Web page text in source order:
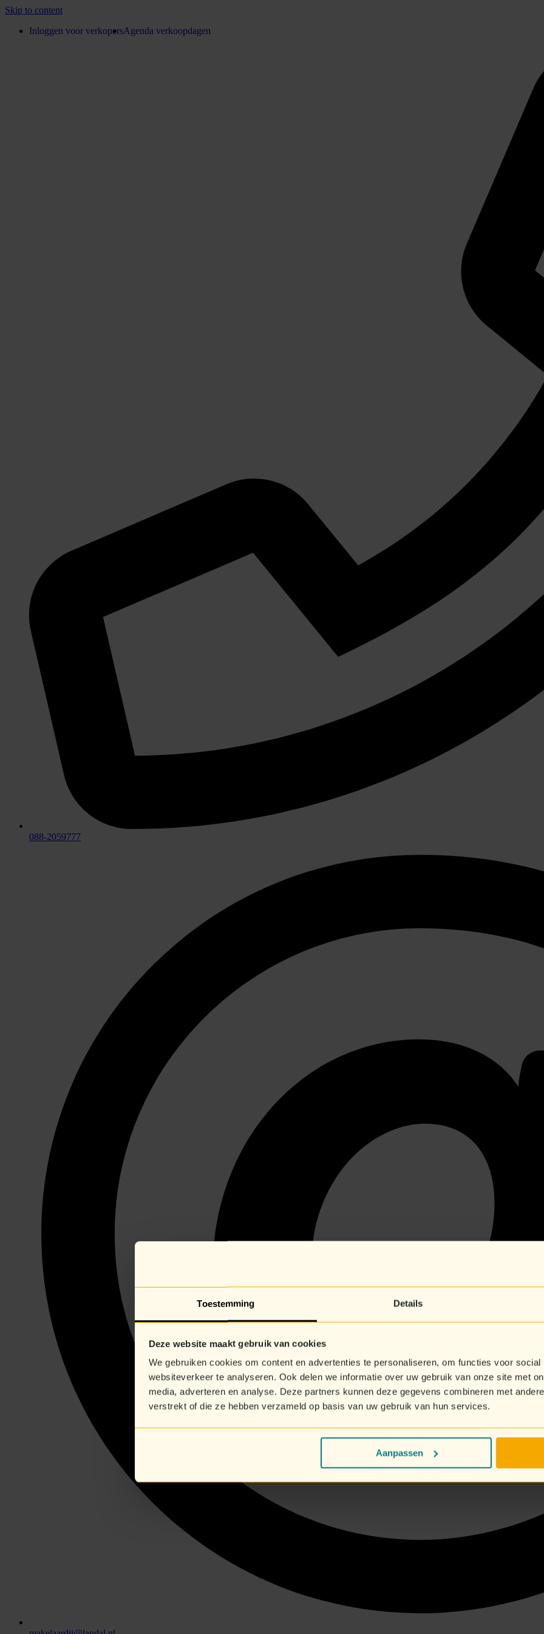
Toestemming Details
Deze website maakt gebruik van cookies
We gebruiken cookies om content en advertenties te personaliseren, om functies voor
websiteverkeer te analyseren. Ook delen we informatie over uw gebruik van onze site met
media, adverteren en analyse. Deze partners kunnen deze gegevens combineren met
verstrekt of die ze hebben verzameld op basis van uw gebruik van hun services.
Aanpassen
Skip to content
Inloggen voor verkopersAgenda verkoopdagen
088-2059777